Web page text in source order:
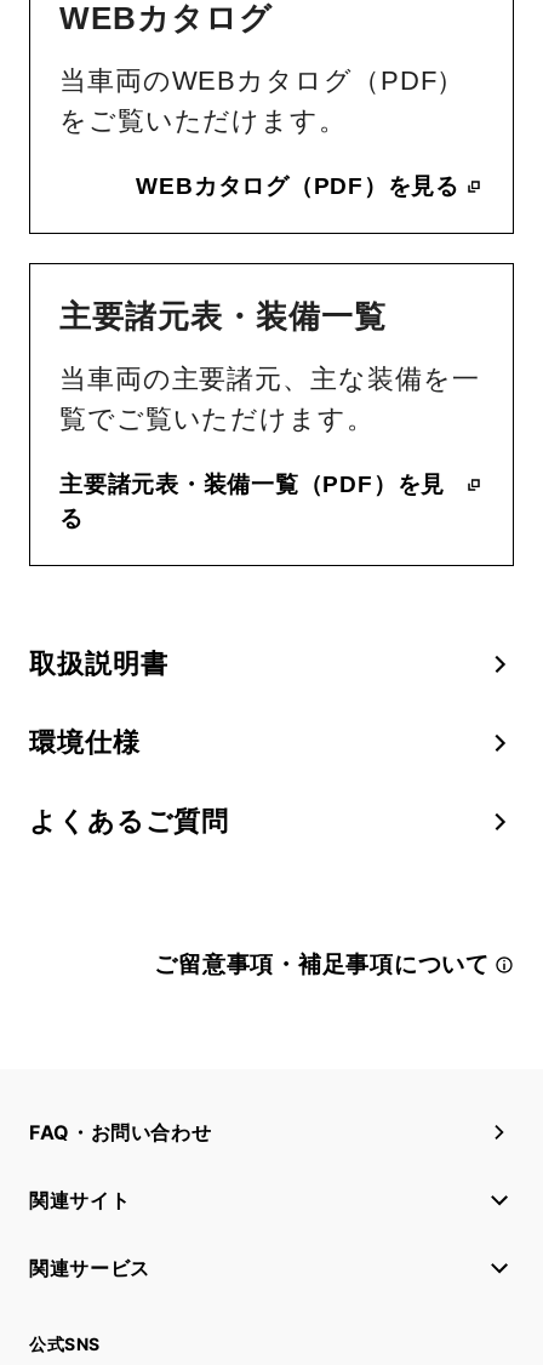
WEBカタログ
当車両のWEBカタログ（PDF）
をご覧いただけます。
WEBカタログ（PDF）を見る
主要諸元表・装備一覧
当車両の主要諸元、主な装備を一
覧でご覧いただけます。
主要諸元表・装備一覧（PDF）を見
る
取扱説明書
環境仕様
よくあるご質問
ご留意事項・補足事項について
FAQ・お問い合わせ
関連サイト
関連サービス
公式SNS